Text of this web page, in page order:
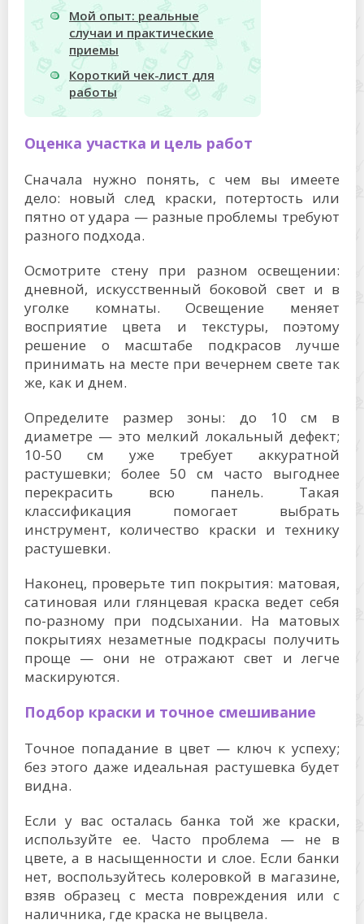
Мой опыт: реальные
случаи и практические
приемы
Короткий чек-лист для
работы
Оценка участка и цель работ
Сначала нужно понять, с чем вы имеете
дело: новый след краски, потертость или
пятно от удара — разные проблемы требуют
разного подхода.
Осмотрите стену при разном освещении:
дневной, искусственный боковой свет и в
уголке комнаты. Освещение меняет
восприятие цвета и текстуры, поэтому
решение о масштабе подкрасов лучше
принимать на месте при вечернем свете так
же, как и днем.
Определите размер зоны: до 10 см в
диаметре — это мелкий локальный дефект;
10-50 см уже требует аккуратной
растушевки; более 50 см часто выгоднее
перекрасить всю панель. Такая
классификация помогает выбрать
инструмент, количество краски и технику
растушевки.
Наконец, проверьте тип покрытия: матовая,
сатиновая или глянцевая краска ведет себя
по-разному при подсыхании. На матовых
покрытиях незаметные подкрасы получить
проще — они не отражают свет и легче
маскируются.
Подбор краски и точное смешивание
Точное попадание в цвет — ключ к успеху;
без этого даже идеальная растушевка будет
видна.
Если у вас осталась банка той же краски,
используйте ее. Часто проблема — не в
цвете, а в насыщенности и слое. Если банки
нет, воспользуйтесь колеровкой в магазине,
взяв образец с места повреждения или с
наличника, где краска не выцвела.